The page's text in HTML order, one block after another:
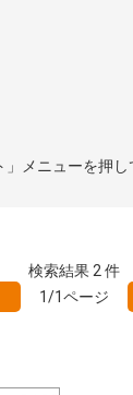
メニューを押し
検索結果 2 件
1/1ページ